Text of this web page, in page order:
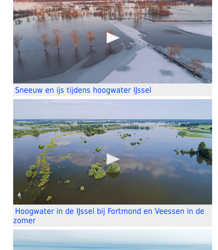
Sneeuw en ijs tijdens hoogwater IJssel
Hoogwater in de IJssel bij Fortmond en Veessen in de
zomer